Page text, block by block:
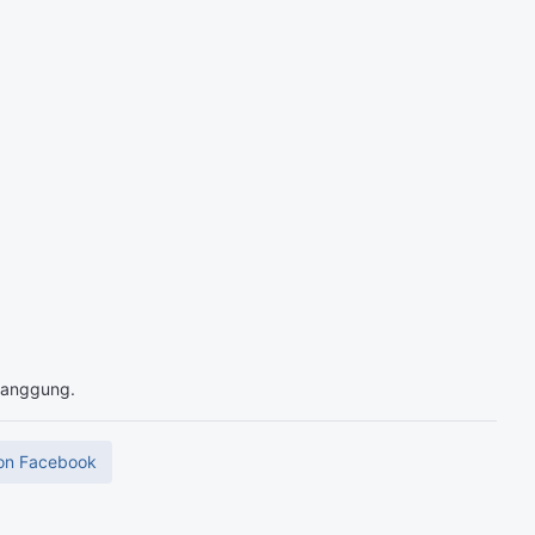
Facebook